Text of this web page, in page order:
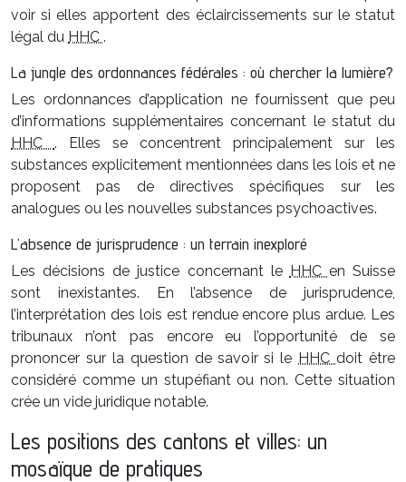
voir si elles apportent des éclaircissements sur le statut
légal du HHC .
La jungle des ordonnances fédérales : où chercher la lumière?
Les ordonnances d’application ne fournissent que peu
d’informations supplémentaires concernant le statut du
HHC . Elles se concentrent principalement sur les
substances explicitement mentionnées dans les lois et ne
proposent pas de directives spécifiques sur les
analogues ou les nouvelles substances psychoactives.
L’absence de jurisprudence : un terrain inexploré
Les décisions de justice concernant le HHC en Suisse
sont inexistantes. En l’absence de jurisprudence,
l’interprétation des lois est rendue encore plus ardue. Les
tribunaux n’ont pas encore eu l’opportunité de se
prononcer sur la question de savoir si le HHCdoit être
considéré comme un stupéfiant ou non. Cette situation
crée un vide juridique notable.
Les positions des cantons et villes: un
mosaïque de pratiques